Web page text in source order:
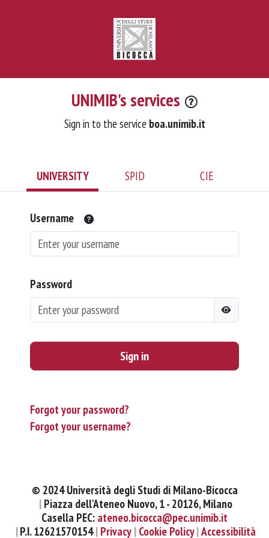
UNIMIB's services
Sign in to the service boa.unimib.it
UNIVERSITY SPID CIE
Username
Password
Sign in
Forgot your password?
Forgot your username?
© 2024 Università degli Studi di Milano-Bicocca
Piazza dell'Ateneo Nuovo, 1 - 20126, Milano
Casella PEC: ateneo.bicocca@pec.unimib.it
P.I. 12621570154 Privacy Cookie Policy Accessibilità